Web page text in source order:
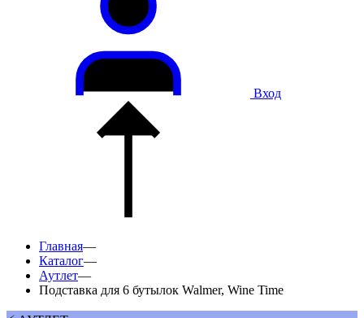
Вход
Главная—
Каталог—
Аутлет—
Подставка для 6 бутылок Walmer, Wine Time